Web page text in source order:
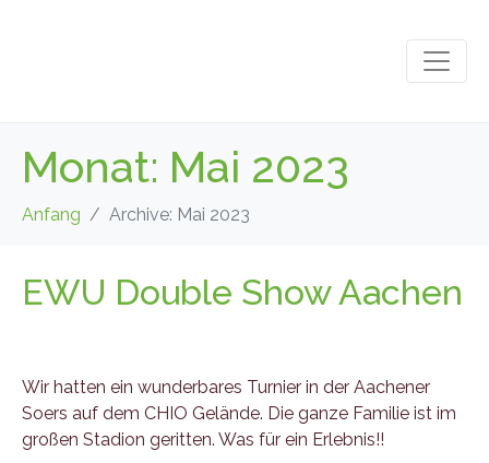
Monat: Mai 2023
Anfang Archive: Mai 2023
EWU Double Show Aachen
Wir hatten ein wunderbares Turnier in der Aachener
Soers auf dem CHIO Gelände. Die ganze Familie ist im
großen Stadion geritten. Was für ein Erlebnis!!